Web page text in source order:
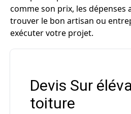
comme son prix, les dépenses
trouver le bon artisan ou
exécuter votre projet.
Devis Sur
toiture